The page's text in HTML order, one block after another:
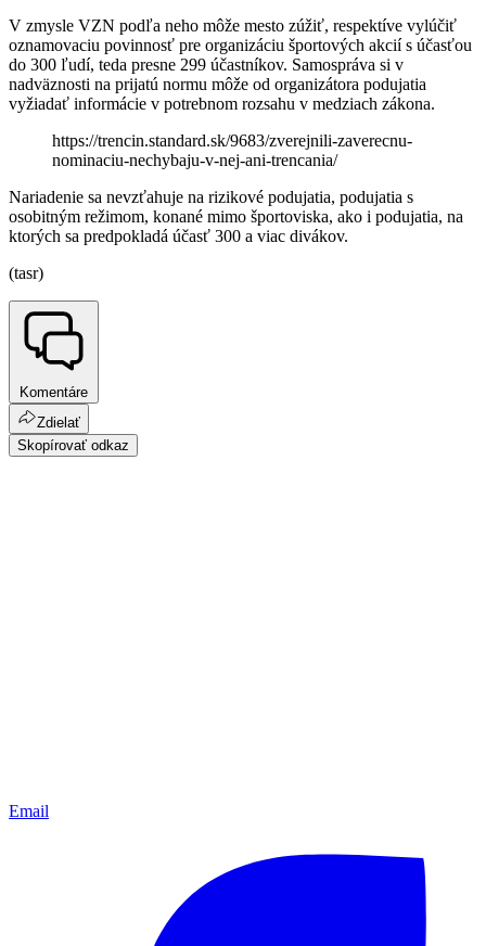
V zmysle VZN podľa neho môže mesto zúžiť, respektíve vylúčiť
oznamovaciu povinnosť pre organizáciu športových akcií s účasťou
do 300 ľudí, teda presne 299 účastníkov. Samospráva si v
nadväznosti na prijatú normu môže od organizátora podujatia
vyžiadať informácie v potrebnom rozsahu v medziach zákona.
https://trencin.standard.sk/9683/zverejnili-zaverecnu-
nominaciu-nechybaju-v-nej-ani-trencania/
Nariadenie sa nevzťahuje na rizikové podujatia, podujatia s
osobitným režimom, konané mimo športoviska, ako i podujatia, na
ktorých sa predpokladá účasť 300 a viac divákov.
(tasr)
Komentáre
Zdielať
Skopírovať odkaz
Email